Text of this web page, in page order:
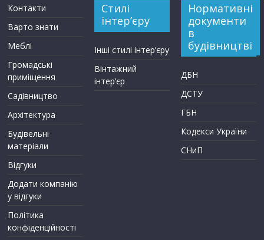
Контакти
Варто знати
Меблі
Громадські
приміщення
Садівництво
Архітектура
Будівельні
матеріали
Відгуки
Додати компанію
у відгуки
Політика
конфіденційності
Стилі
інтер’єру
Інші стилі інтер’єру
Вінтажний
інтер’єр
Нормативні
документи
в
будівництві
ДБН
ДСТУ
ГБН
Кодекси України
СНиП